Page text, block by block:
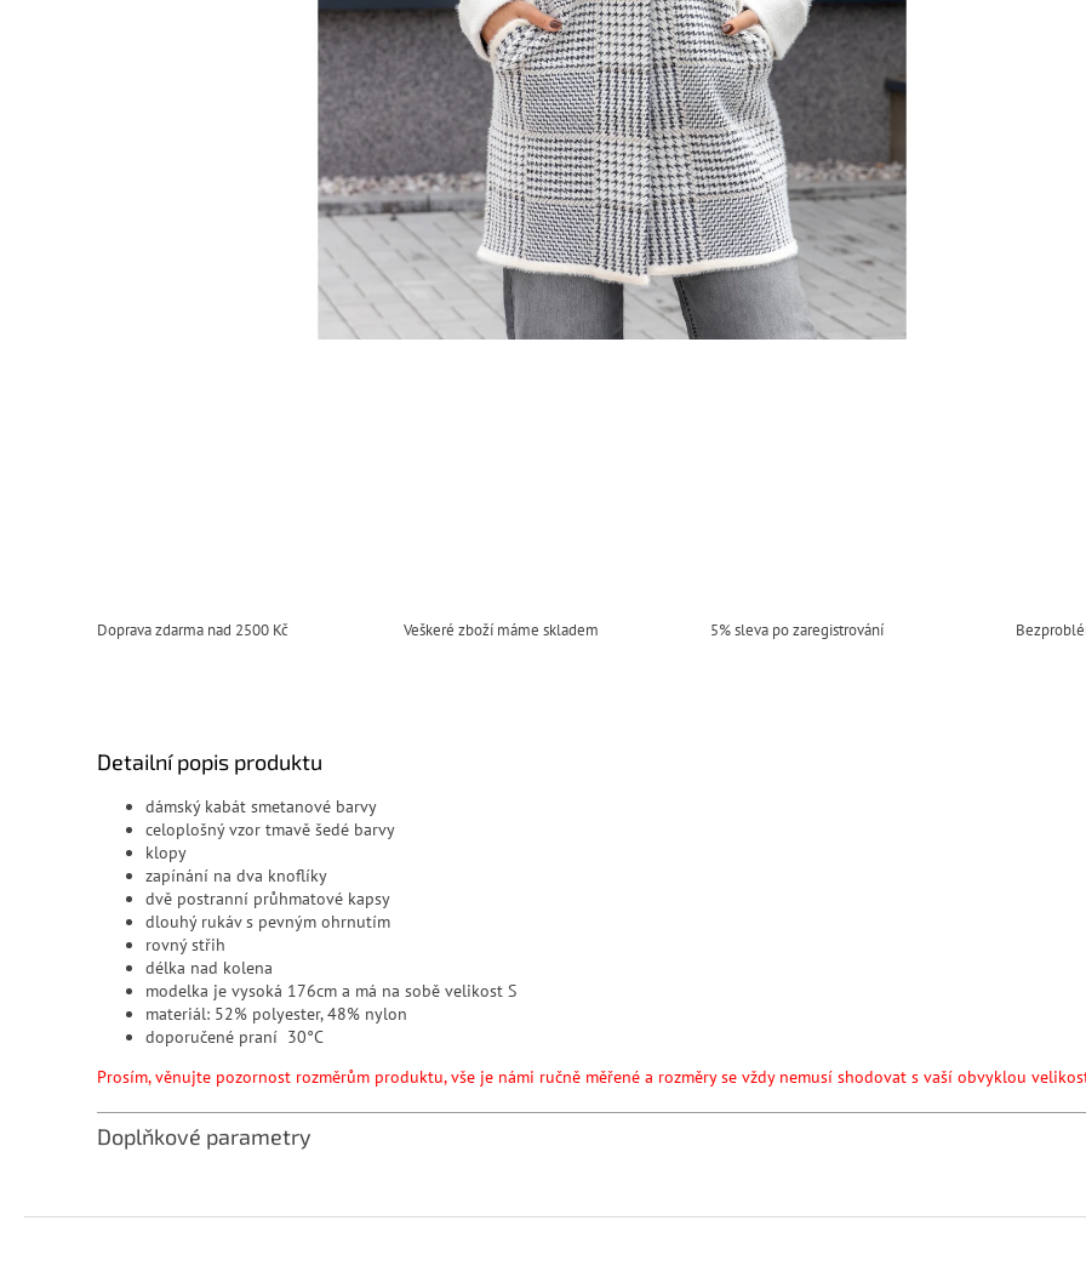
Doprava zdarma nad 2500 Kč Veškeré zboží máme skladem 5% sleva po zaregistrování
Detailní popis produktu
dámský kabát smetanové barvy
celoplošný vzor tmavě šedé barvy
klopy
zapínání na dva knoflíky
dvě postranní průhmatové kapsy
dlouhý rukáv s pevným ohrnutím
rovný střih
délka nad kolena
modelka je vysoká 176cm a má na sobě velikost S
materiál: 52% polyester, 48% nylon
doporučené
Prosím, věnujte pozornost rozměrům produktu, vše je námi ručně měřené a rozměry se vždy nemusí shodovat s vaší obvyklou
Doplňkové parametry